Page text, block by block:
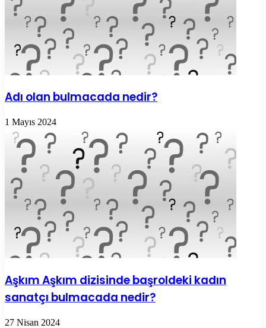
Adı olan bulmacada nedir?
1 Mayıs 2024
Aşkım Aşkım dizisinde başroldeki kadın
sanatçı bulmacada nedir?
27 Nisan 2024